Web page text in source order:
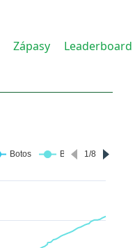
Zápasy Leaderboard